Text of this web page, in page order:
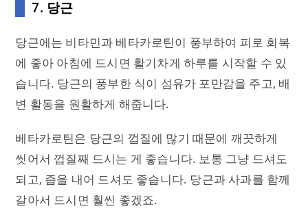
7. 당근
당근에는 비타민과 베타카로틴이 풍부하여 피로 회복
에 좋아 아침에 드시면 활기차게 하루를 시작할 수 있
습니다. 당근의 풍부한 식이 섬유가 포만감을 주고, 배
변 활동을 원활하게 해줍니다.
베타카로틴은 당근의 껍질에 많기 때문에 깨끗하게
씻어서 껍질째 드시는 게 좋습니다. 보통 그냥 드셔도
되고, 즙을 내어 드셔도 좋습니다. 당근과 사과를 함께
갈아서 드시면 훨씬 좋겠죠.